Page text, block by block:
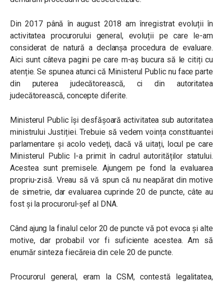
Din 2017 până în august 2018 am înregistrat evoluții în
activitatea procurorului general, evoluții pe care le-am
considerat de natură a declanșa procedura de evaluare.
Aici sunt câteva pagini pe care m-aș bucura să le citiți cu
atenție. Se spunea atunci că Ministerul Public nu face parte
din puterea judecătorească, ci din autoritatea
judecătorească, concepte diferite.
Ministerul Public își desfășoară activitatea sub autoritatea
ministrului Justiției. Trebuie să vedem voința constituantei
parlamentare și acolo vedeți, dacă vă uitați, locul pe care
Ministerul Public l-a primit în cadrul autorităților statului.
Acestea sunt premisele. Ajungem pe fond la evaluarea
propriu-zisă. Vreau să vă spun că nu neapărat din motive
de simetrie, dar evaluarea cuprinde 20 de puncte, câte au
fost și la procurorul-șef al DNA.
Când ajung la finalul celor 20 de puncte vă pot evoca și alte
motive, dar probabil vor fi suficiente acestea. Am să
enumăr sinteza fiecăreia din cele 20 de puncte.
Procurorul general, eram la CSM, contestă legalitatea,